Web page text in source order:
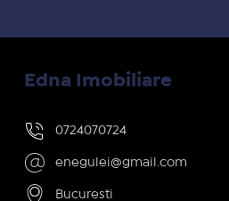
Edna Imobiliare
0724070724
enegulei@gmail.com
Bucuresti